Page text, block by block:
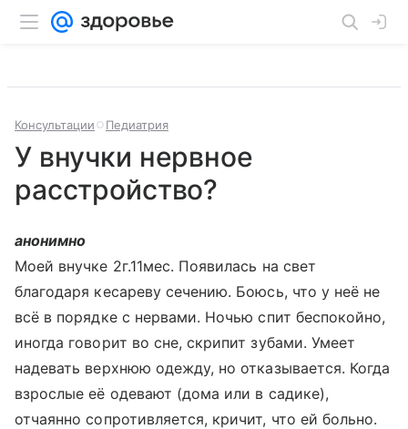
Консультации Педиатрия
У внучки нервное
расстройство?
анонимно
Моей внучке 2г.11мес. Появилась на свет
благодаря кесареву сечению. Боюсь, что у неё не
всё в порядке с нервами. Ночью спит беспокойно,
иногда говорит во сне, скрипит зубами. Умеет
надевать верхнюю одежду, но отказывается. Когда
взрослые её одевают (дома или в садике),
отчаянно сопротивляется, кричит, что ей больно.